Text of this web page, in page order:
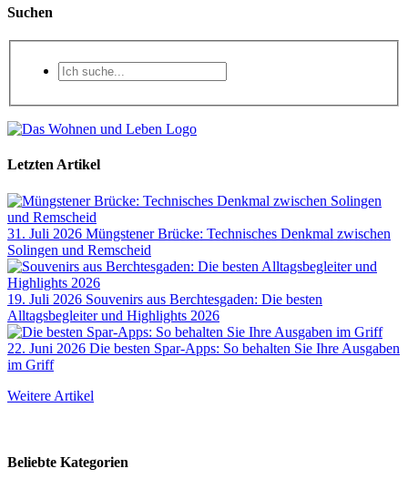
Suchen
Letzten Artikel
31. Juli 2026 Müngstener Brücke: Technisches Denkmal zwischen
Solingen und Remscheid
19. Juli 2026 Souvenirs aus Berchtesgaden: Die besten
Alltagsbegleiter und Highlights 2026
22. Juni 2026 Die besten Spar-Apps: So behalten Sie Ihre Ausgaben
im Griff
Weitere Artikel
Beliebte Kategorien